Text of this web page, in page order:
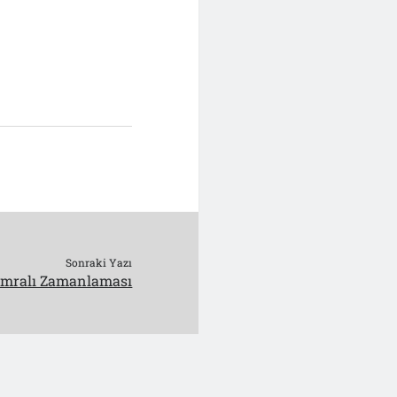
Sonraki Yazı
Zamanlaması